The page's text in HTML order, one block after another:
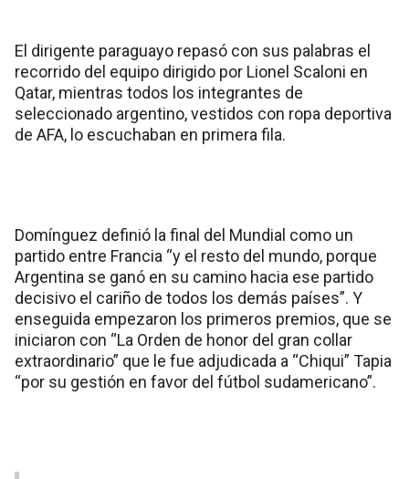
El dirigente paraguayo repasó con sus palabras el
recorrido del equipo dirigido por Lionel Scaloni en
Qatar, mientras todos los integrantes de
seleccionado argentino, vestidos con ropa deportiva
de AFA, lo escuchaban en primera fila.
Domínguez definió la final del Mundial como un
partido entre Francia “y el resto del mundo, porque
Argentina se ganó en su camino hacia ese partido
decisivo el cariño de todos los demás países”. Y
enseguida empezaron los primeros premios, que se
iniciaron con “La Orden de honor del gran collar
extraordinario” que le fue adjudicada a “Chiqui” Tapia
“por su gestión en favor del fútbol sudamericano”.